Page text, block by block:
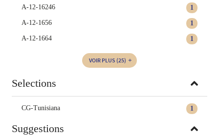
1
A-12-16246
1
A-12-1656
1
A-12-1664
VOIR PLUS (25)
Selections
1
CG-Tunisiana
Suggestions